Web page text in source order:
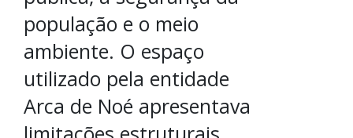
população e o meio
ambiente. O espaço
utilizado pela entidade
Arca de Noé apresentava